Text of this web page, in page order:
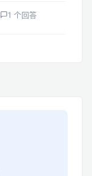
1 个回答